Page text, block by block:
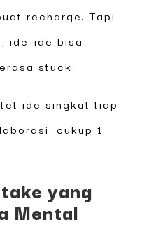
recharge. Tapi
ide-ide bisa
stuck.
ide singkat tiap
cukup 1
yang
Mental